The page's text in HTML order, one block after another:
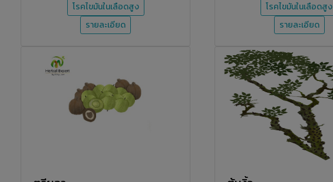
โรคไขมันในเลือดสูง
รายละเอียด
โรคไขมันในเลือดสูง
รายละเอียด